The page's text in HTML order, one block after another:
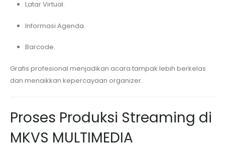
Latar Virtual.
Informasi Agenda.
Barcode.
Grafis profesional menjadikan acara tampak lebih berkelas
dan menaikkan kepercayaan organizer.
Proses Produksi Streaming di
MKVS MULTIMEDIA